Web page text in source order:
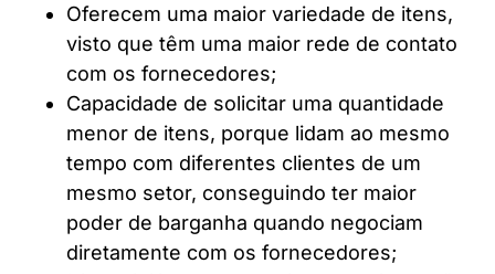
Oferecem uma maior variedade de itens,
visto que têm uma maior rede de contato
com os fornecedores;
Capacidade de solicitar uma quantidade
menor de itens, porque lidam ao mesmo
tempo com diferentes clientes de um
mesmo setor, conseguindo ter maior
poder de barganha quando negociam
diretamente com os fornecedores;